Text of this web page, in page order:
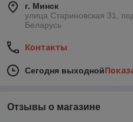
г. Минск
улица Стариновская 31,
Беларусь
Контакты
Сегодня выходной
Отзывы о магазине